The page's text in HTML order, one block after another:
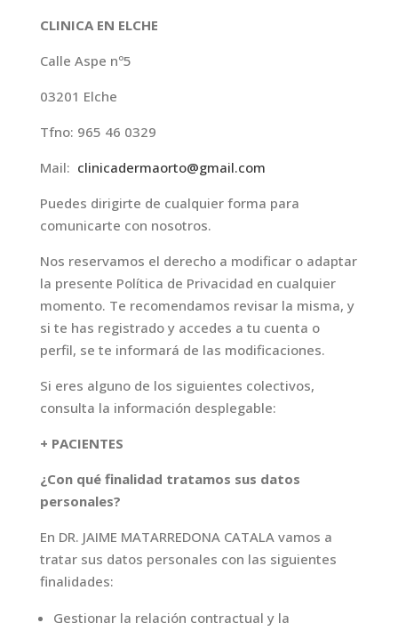
CLINICA EN ELCHE
Calle Aspe nº5
03201 Elche
Tfno: 965 46 0329
Mail: clinicadermaorto@gmail.com
Puedes dirigirte de cualquier forma para
comunicarte con nosotros.
Nos reservamos el derecho a modificar o adaptar
la presente Política de Privacidad en cualquier
momento. Te recomendamos revisar la misma, y
si te has registrado y accedes a tu cuenta o
perfil, se te informará de las modificaciones.
Si eres alguno de los siguientes colectivos,
consulta la información desplegable:
+ PACIENTES
¿Con qué finalidad tratamos sus datos
personales?
En DR. JAIME MATARREDONA CATALA vamos a
tratar sus datos personales con las siguientes
finalidades:
Gestionar la relación contractual y la